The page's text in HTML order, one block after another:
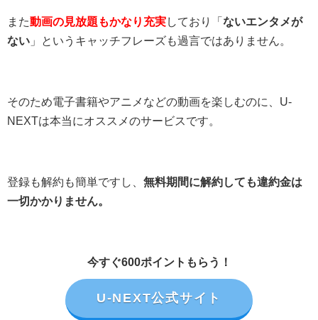
また動画の見放題もかなり充実しており「 ないエンタメが
ない 」というキャッチフレーズも過言ではありません。
そのため電子書籍やアニメなどの動画を楽しむのに、U-
NEXTは本当にオススメのサービスです。
登録も解約も簡単ですし、 無料期間に解約しても違約金は
一切かかりません。
今すぐ600ポイントもらう！
U-NEXT公式サイト